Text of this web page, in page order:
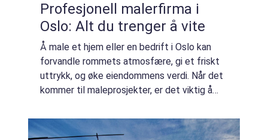
Profesjonell malerfirma i
Oslo: Alt du trenger å vite
Å male et hjem eller en bedrift i Oslo kan
forvandle rommets atmosfære, gi et friskt
uttrykk, og øke eiendommens verdi. Når det
kommer til maleprosjekter, er det viktig å
tjenes...